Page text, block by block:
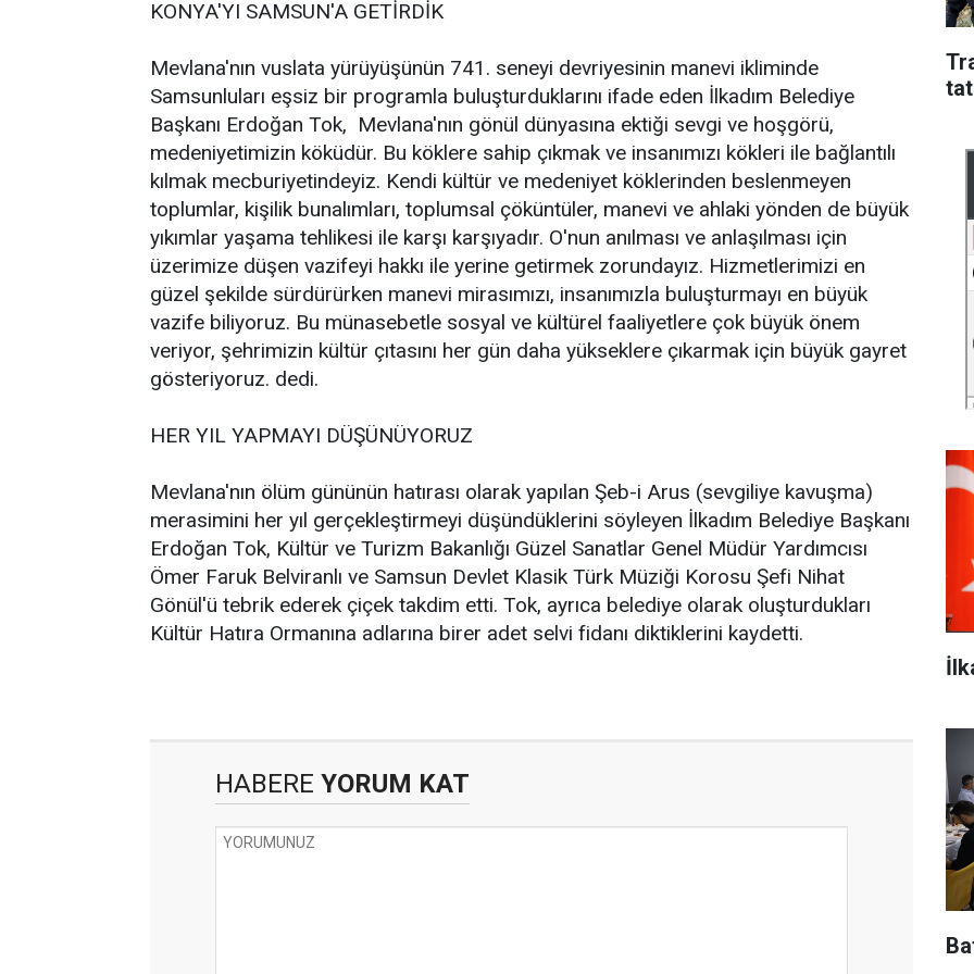
KONYA'YI SAMSUN'A GETİRDİK
Mevlana'nın vuslata yürüyüşünün 741. seneyi devriyesinin manevi ikliminde
Samsunluları eşsiz bir programla buluşturduklarını ifade eden İlkadım Belediye
Başkanı Erdoğan Tok,  Mevlana'nın gönül dünyasına ektiği sevgi ve hoşgörü,
medeniyetimizin köküdür. Bu köklere sahip çıkmak ve insanımızı kökleri ile bağlantılı
kılmak mecburiyetindeyiz. Kendi kültür ve medeniyet köklerinden beslenmeyen
toplumlar, kişilik bunalımları, toplumsal çöküntüler, manevi ve ahlaki yönden de büyük
yıkımlar yaşama tehlikesi ile karşı karşıyadır. O'nun anılması ve anlaşılması için
üzerimize düşen vazifeyi hakkı ile yerine getirmek zorundayız. Hizmetlerimizi en
güzel şekilde sürdürürken manevi mirasımızı, insanımızla buluşturmayı en büyük
vazife biliyoruz. Bu münasebetle sosyal ve kültürel faaliyetlere çok büyük önem
veriyor, şehrimizin kültür çıtasını her gün daha yükseklere çıkarmak için büyük gayret
gösteriyoruz. dedi.
HER YIL YAPMAYI DÜŞÜNÜYORUZ
Mevlana'nın ölüm gününün hatırası olarak yapılan Şeb-i Arus (sevgiliye kavuşma)
merasimini her yıl gerçekleştirmeyi düşündüklerini söyleyen İlkadım Belediye Başkanı
Erdoğan Tok, Kültür ve Turizm Bakanlığı Güzel Sanatlar Genel Müdür Yardımcısı
Ömer Faruk Belviranlı ve Samsun Devlet Klasik Türk Müziği Korosu Şefi Nihat
Gönül'ü tebrik ederek çiçek takdim etti. Tok, ayrıca belediye olarak oluşturdukları
Kültür Hatıra Ormanına adlarına birer adet selvi fidanı diktiklerini kaydetti.
HABERE YORUM KAT